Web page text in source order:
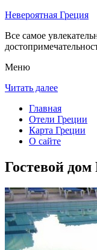
Невероятная Греция
Все самое
Меню
Читать далее
Главная
Отели Греции
Карта Греции
О сайте
Гостевой